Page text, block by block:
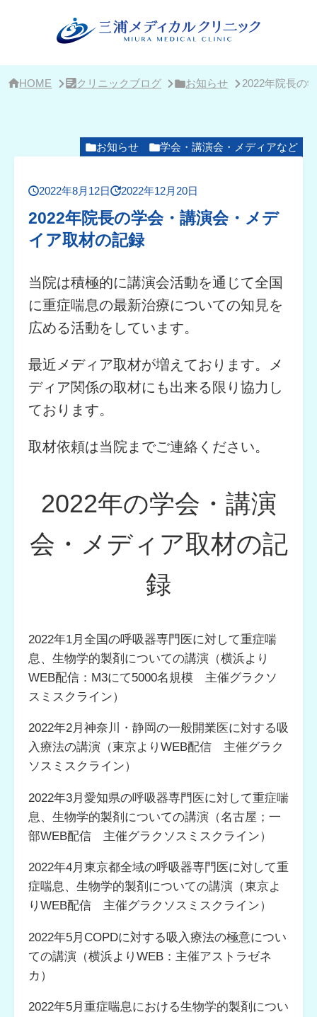
HOME クリニックブログ お知らせ 2022年院長の
お知らせ 学会・講演会・メディアなど
2022年8月12日 2022年12月20日
2022年院長の学会・講演会・メデ
イア取材の記録
当院は積極的に講演会活動を通じて全国
に重症喘息の最新治療についての知見を
広める活動をしています。
最近メディア取材が増えております。メ
ディア関係の取材にも出来る限り協力し
ております。
取材依頼は当院までご連絡ください。
2022年の学会・講演
会・メディア取材の記
録
2022年1月全国の呼吸器専門医に対して重症喘
息、生物学的製剤についての講演（横浜より
WEB配信：M3にて5000名規模 主催グラクソ
スミスクライン）
2022年2月神奈川・静岡の一般開業医に対する吸
入療法の講演（東京よりWEB配信 主催グラク
ソスミスクライン）
2022年3月愛知県の呼吸器専門医に対して重症喘
息、生物学的製剤についての講演（名古屋；一
部WEB配信 主催グラクソスミスクライン）
2022年4月東京都全域の呼吸器専門医に対して重
症喘息、生物学的製剤についての講演（東京よ
りWEB配信 主催グラクソスミスクライン）
2022年5月COPDに対する吸入療法の極意につい
ての講演（横浜よりWEB：主催アストラゼネ
カ）
2022年5月重症喘息における生物学的製剤につい